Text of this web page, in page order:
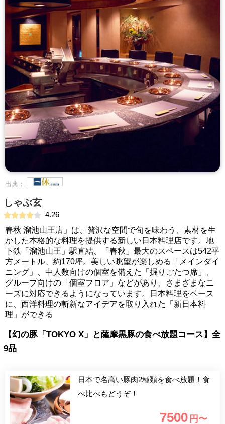
出典：
しゃぶ玄
4.26
春秋 溜池山王店」は、贅沢な空間で旬を味わう、素材を生
かした本格的な料理を提供する新しい日本料理店です。地
下鉄「溜池山王」駅直結、「春秋」最大のスペースは542平
方メートル、約170坪。美しい眺望が楽しめる「メインダイ
ニング」、中人数向けの個室を備えた「掘りごたつ席」、
グループ向けの「個室フロア」などがあり、さまざまなニ
ーズに対応できるようになっています。日本料理をベース
に、西洋料理の斬新なアイデアを取り入れた「新日本料
理」ができる
【幻の豚「TOKYO X」と薩摩黒豚の食べ放題コース】全
9品
日本で名高い豚肉2種類を食べ放題！食
べ比べもどうぞ！
7500 円〜